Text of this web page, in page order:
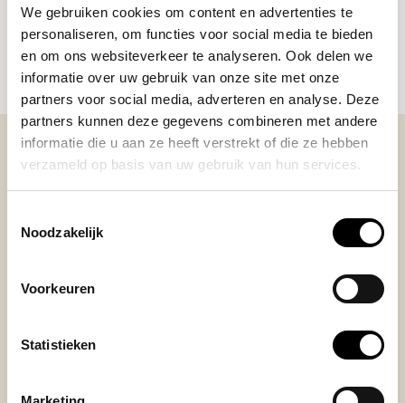
We gebruiken cookies om content en advertenties te
personaliseren, om functies voor social media te bieden
en om ons websiteverkeer te analyseren. Ook delen we
informatie over uw gebruik van onze site met onze
partners voor social media, adverteren en analyse. Deze
partners kunnen deze gegevens combineren met andere
informatie die u aan ze heeft verstrekt of die ze hebben
verzameld op basis van uw gebruik van hun services.
Noodzakelijk
Voorkeuren
Statistieken
HULP NODIG BIJ JE KEUZE?
Onze koffie-expert helpt je graag verder!
Stel je vraag
BEKIJK ONZE REVIEWS
REVIEWS Je beoordeling toevoegen
Posted on 9 November 2025 at 23:10 door
This grinder is fantastic. It produces a nice layered